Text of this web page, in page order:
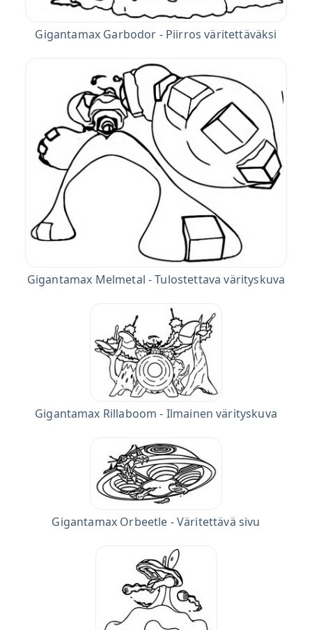
Gigantamax Garbodor - Piirros väritettäväksi
Gigantamax Melmetal - Tulostettava värityskuva
Gigantamax Rillaboom - Ilmainen värityskuva
Gigantamax Orbeetle - Väritettävä sivu